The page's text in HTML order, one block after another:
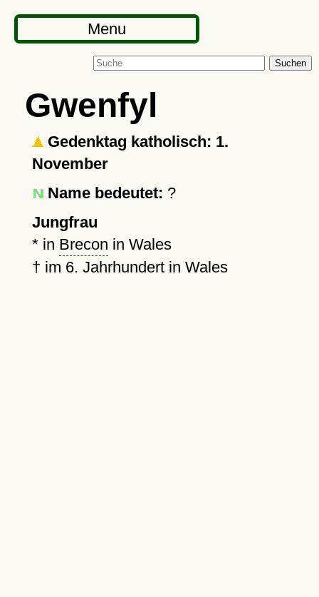
Menu
Suchen
Gwenfyl
Gedenktag katholisch: 1.
November
Name bedeutet: ?
Jungfrau
* in Brecon in Wales
† im 6. Jahrhundert in Wales